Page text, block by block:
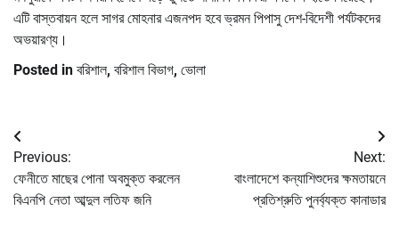
এটি বাস্তবায়ন হলে সাগর মোহনার এজনপদ হবে ভ্রমন পিপাসু দেশ-বিদেশী পর্যটকদের
অভয়ারণ্য।
Posted in বরিশাল, বরিশাল বিভাগ, ভোলা
Post
navigation
Previous:
ফেনীতে মাছের পোনা অবমুক্ত করলেন
বিএনপি নেতা আব্দুল লতিফ জনি
Next:
বাংলাদেশে কন্যাশিশুদের ক্ষমতায়নে
প্রতিশ্রুতি পুনর্ব্যক্ত কানাডার